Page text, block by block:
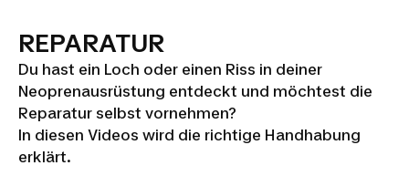
REPARATUR
Du hast ein Loch oder einen Riss in deiner
Neoprenausrüstung entdeckt und möchtest die
Reparatur selbst vornehmen?
In diesen Videos wird die richtige Handhabung
erklärt.